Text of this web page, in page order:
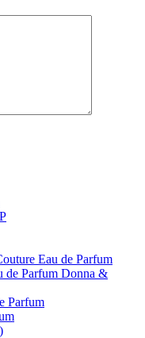
Eau de Parfum
de Parfum Donna &
Parfum